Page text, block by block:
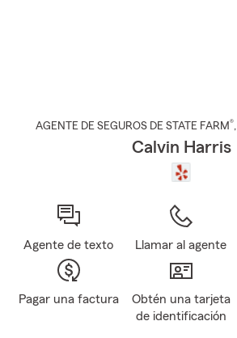
AGENTE DE SEGUROS DE STATE FARM®,
Calvin Harris
Agente de texto Llamar al agente
Pagar una factura
Obtén una tarjeta
de identificación